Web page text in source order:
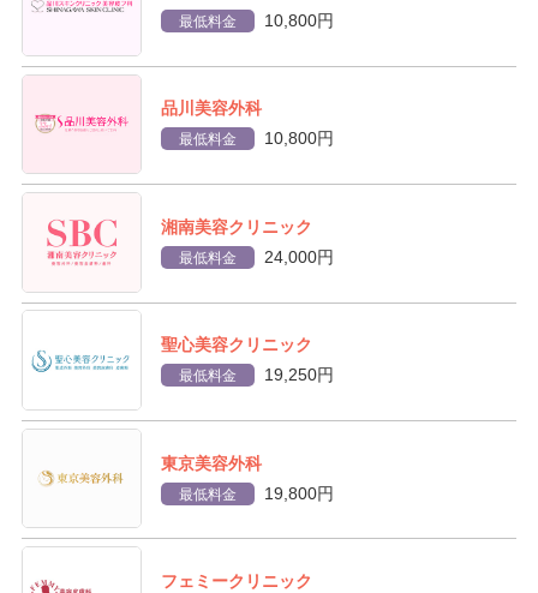
最低料金 10,800円
品川美容外科
最低料金 10,800円
湘南美容クリニック
最低料金 24,000円
聖心美容クリニック
最低料金 19,250円
東京美容外科
最低料金 19,800円
フェミークリニック